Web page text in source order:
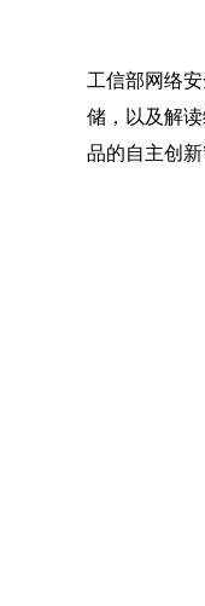
工信部网络
储，以及解
品的自主创新